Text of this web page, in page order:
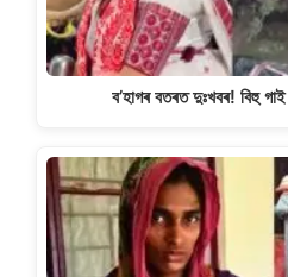
ব’হাগৰ বতৰত দুঃখবৰ! বিহু